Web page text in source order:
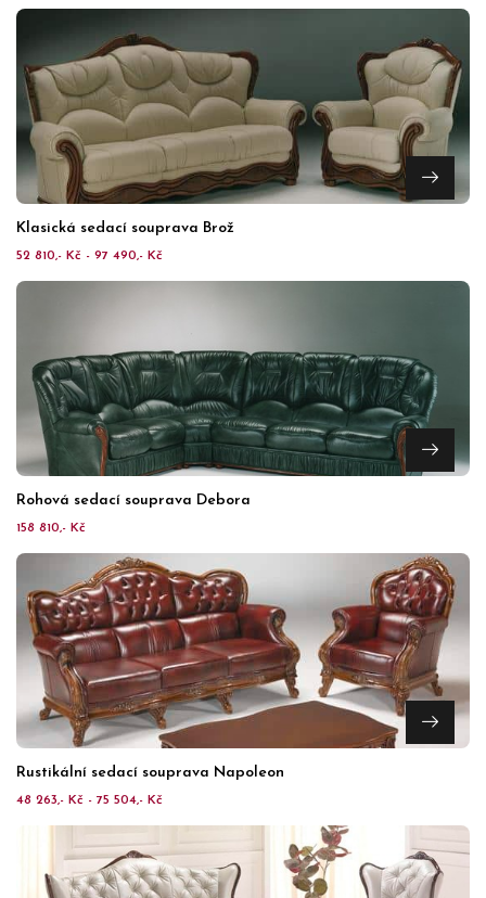
Klasická sedací souprava Brož
52 810,- Kč - 97 490,- Kč
Rohová sedací souprava Debora
158 810,- Kč
Rustikální sedací souprava Napoleon
48 263,- Kč - 75 504,- Kč